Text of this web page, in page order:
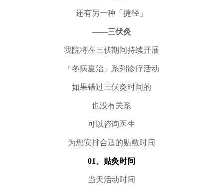
还有另一种「捷径」
——三伏灸
我院将在三伏期间持续开展
「冬病夏治」系列诊疗活动
如果错过三伏灸时间的
也没有关系
可以咨询医生
为您安排合适的贴敷时间
01、贴灸时间
当天活动时间